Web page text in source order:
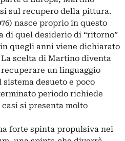
sul recupero della pittura.
nasce proprio in questo
di quel desiderio di “ritorno”
quegli anni viene dichiarato
La scelta di Martino diventa
un linguaggio
desueto e poco
periodo richiede
si presenta molto
forte spinta propulsiva nei